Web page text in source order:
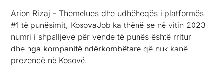
Arion Rizaj – Themelues dhe udhëheqës i platformës
#1 të punësimit, KosovaJob ka thënë se në vitin 2023
numri i shpalljeve për vende të punës është rritur
dhe nga kompanitë ndërkombëtare që nuk kanë
prezencë në Kosovë.